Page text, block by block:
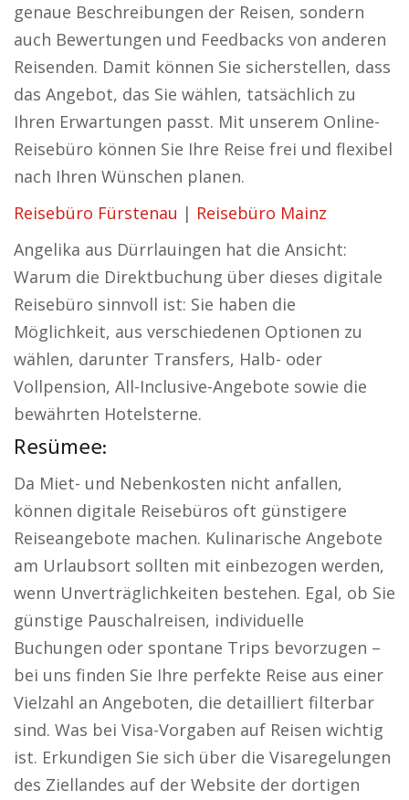
genaue Beschreibungen der Reisen, sondern
auch Bewertungen und Feedbacks von anderen
Reisenden. Damit können Sie sicherstellen, dass
das Angebot, das Sie wählen, tatsächlich zu
Ihren Erwartungen passt. Mit unserem Online-
Reisebüro können Sie Ihre Reise frei und flexibel
nach Ihren Wünschen planen.
Reisebüro Fürstenau | Reisebüro Mainz
Angelika aus Dürrlauingen hat die Ansicht:
Warum die Direktbuchung über dieses digitale
Reisebüro sinnvoll ist: Sie haben die
Möglichkeit, aus verschiedenen Optionen zu
wählen, darunter Transfers, Halb- oder
Vollpension, All-Inclusive-Angebote sowie die
bewährten Hotelsterne.
Resümee:
Da Miet- und Nebenkosten nicht anfallen,
können digitale Reisebüros oft günstigere
Reiseangebote machen. Kulinarische Angebote
am Urlaubsort sollten mit einbezogen werden,
wenn Unverträglichkeiten bestehen. Egal, ob Sie
günstige Pauschalreisen, individuelle
Buchungen oder spontane Trips bevorzugen –
bei uns finden Sie Ihre perfekte Reise aus einer
Vielzahl an Angeboten, die detailliert filterbar
sind. Was bei Visa-Vorgaben auf Reisen wichtig
ist. Erkundigen Sie sich über die Visaregelungen
des Ziellandes auf der Website der dortigen